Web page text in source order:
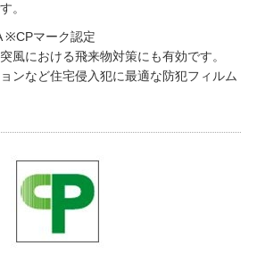
。
※CPマーク認定
風における飛来物対策にも有効です。
ンなど住宅侵入犯に最適な防犯フィルム